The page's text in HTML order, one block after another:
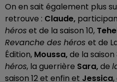
On en sait également plus
retrouve : Claude,
héroset de la saison 10,
Revanche des héros et de
Édition, Moussa,de la
héros, la guerrière Sara,de
saison 12 et enfin et Jessica